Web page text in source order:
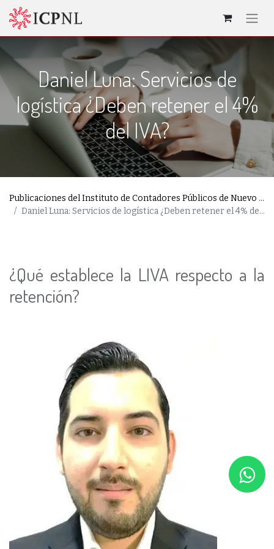
Daniel Luna: Servicios de
logística ¿Deben retener el 4%
del IVA?
Publicaciones del Instituto de Contadores Públicos de Nuevo León
Daniel Luna: Servicios de logística ¿Deben retener el 4% del IVA?
¿Qué establece la LIVA respecto a la
retención?